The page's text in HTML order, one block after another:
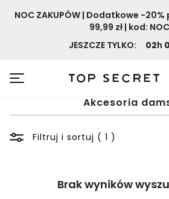
NOC ZAKUPÓW | Dodatkowe -
99,99 zł | kod:
JESZCZE TYLKO:
02h
Akcesoria
Filtruj i sortuj ( 1 )
Brak wyników